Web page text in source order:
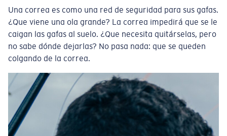
Una correa es como una red de seguridad para sus gafas.
¿Que viene una ola grande? La correa impedirá que se le
caigan las gafas al suelo. ¿Que necesita quitárselas, pero
no sabe dónde dejarlas? No pasa nada: que se queden
colgando de la correa.